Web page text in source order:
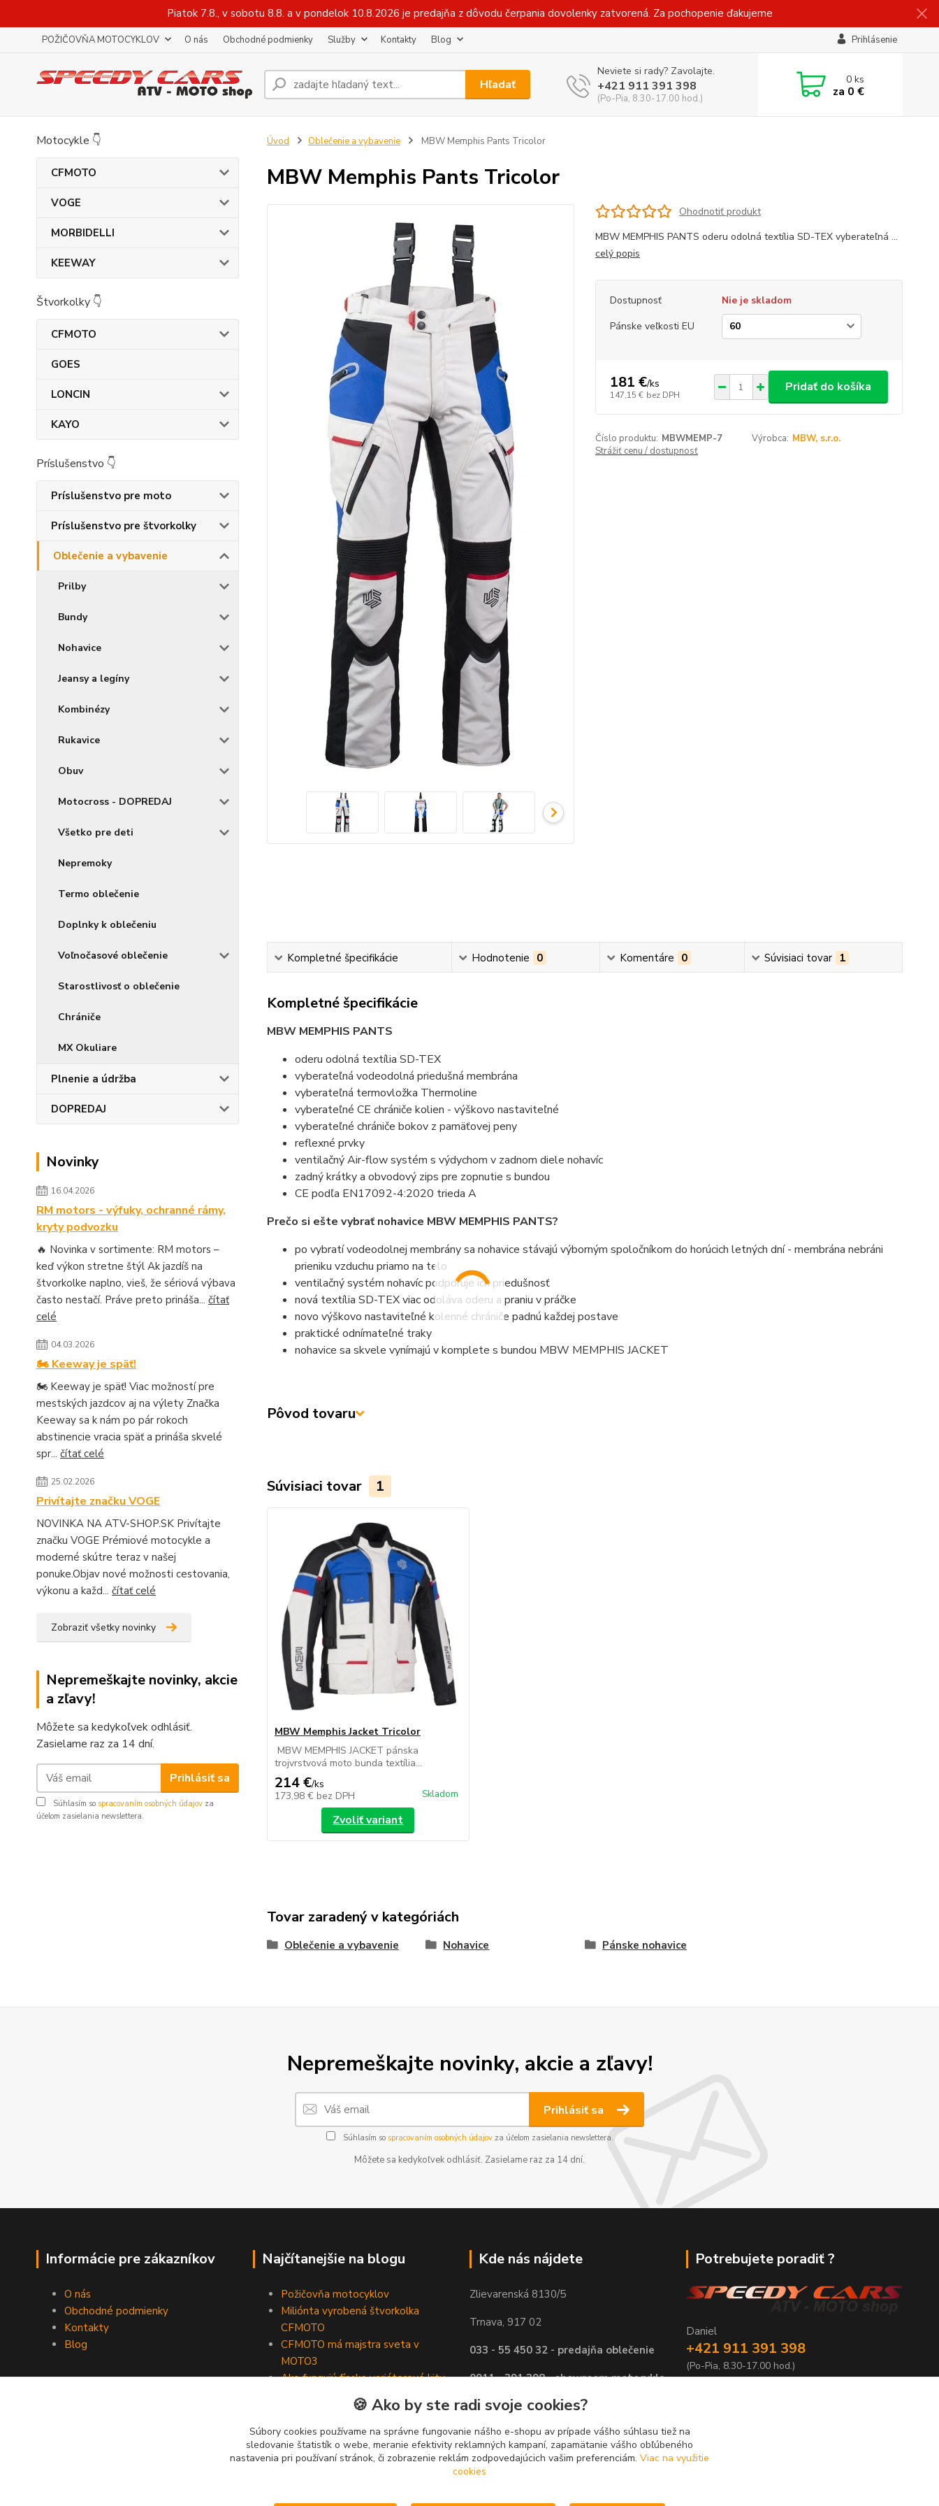
Piatok 7.8., v sobotu 8.8. a v pondelok 10.8.2026 je predajňa z dôvodu čerpania dovolenky zatvorená. Za pochopenie ďakujeme
POŽIČOVŇA MOTOCYKLOV O nás Obchodné podmienky Služby Kontakty Blog Prihlásenie
Hľadať
Neviete si rady? Zavolajte.
+421 911 391 398
(Po-Pia, 8.30-17.00 hod.)
0ks
za 0 €
Motocykle 👇
CFMOTO
VOGE
MORBIDELLI
KEEWAY
Štvorkolky 👇
CFMOTO
GOES
LONCIN
KAYO
Príslušenstvo 👇
Príslušenstvo pre moto
Príslušenstvo pre štvorkolky
Oblečenie a vybavenie
Prilby
Bundy
Nohavice
Jeansy a legíny
Kombinézy
Rukavice
Obuv
Motocross - DOPREDAJ
Všetko pre deti
Nepremoky
Termo oblečenie
Doplnky k oblečeniu
Voľnočasové oblečenie
Starostlivosť o oblečenie
Chrániče
MX Okuliare
Plnenie a údržba
DOPREDAJ
Novinky
16.04.2026
RM motors - výfuky, ochranné rámy,
kryty podvozku
🔥 Novinka v sortimente: RM motors –
keď výkon stretne štýl Ak jazdíš na
štvorkolke naplno, vieš, že sériová výbava
často nestačí. Práve preto prináša... čítať
celé
04.03.2026
🏍️ Keeway je späť!
🏍️ Keeway je späť! Viac možností pre
mestských jazdcov aj na výlety Značka
Keeway sa k nám po pár rokoch
abstinencie vracia späť a prináša skvelé
spr... čítať celé
25.02.2026
Privítajte značku VOGE
NOVINKA NA ATV-SHOP.SK Privítajte
značku VOGE Prémiové motocykle a
moderné skútre teraz v našej
ponuke.Objav nové možnosti cestovania,
výkonu a každ... čítať celé
Zobraziť všetky novinky
Nepremeškajte novinky, akcie
a zľavy!
Môžete sa kedykoľvek odhlásiť.
Zasielame raz za 14 dní.
Prihlásiť sa
Súhlasím so spracovaním osobných údajov za
účelom zasielania newslettera.
Úvod Oblečenie a vybavenie MBW Memphis Pants Tricolor
MBW Memphis Pants Tricolor
Ohodnotiť produkt
MBW MEMPHIS PANTS oderu odolná textília SD-TEX vyberateľná ...
celý popis
Dostupnosť
Nie je skladom
Pánske veľkosti EU
181 €/ks
147,15 € bez DPH
Pridať do košíka
Číslo produktu: MBWMEMP-7 Výrobca: MBW, s.r.o.
Strážiť cenu / dostupnosť
Kompletné špecifikácie Hodnotenie 0 Komentáre 0 Súvisiaci tovar 1
Kompletné špecifikácie
MBW MEMPHIS PANTS
oderu odolná textília SD-TEX
vyberateľná vodeodolná priedušná membrána
vyberateľná termovložka Thermoline
vyberateľné CE chrániče kolien - výškovo nastaviteľné
vyberateľné chrániče bokov z pamäťovej peny
reflexné prvky
ventilačný Air-flow systém s výdychom v zadnom diele nohavíc
zadný krátky a obvodový zips pre zopnutie s bundou
CE podľa EN17092-4:2020 trieda A
Prečo si ešte vybrať nohavice MBW MEMPHIS PANTS?
po vybratí vodeodolnej membrány sa nohavice stávajú výborným spoločníkom do horúcich letných dní - membrána nebráni
prieniku vzduchu priamo na telo
ventilačný systém nohavíc podporuje ich priedušnosť
nová textília SD-TEX viac odoláva oderu a praniu v práčke
novo výškovo nastaviteľné kolenné chrániče padnú každej postave
praktické odnímateľné traky
nohavice sa skvele vynímajú v komplete s bundou MBW MEMPHIS JACKET
Pôvod tovaru
Súvisiaci tovar 1
MBW Memphis Jacket Tricolor
MBW MEMPHIS JACKET pánska
trojvrstvová moto bunda textília...
214 €/ks
173,98 € bez DPH Skladom
Zvoliť variant
Tovar zaradený v kategóriách
Oblečenie a vybavenie Nohavice Pánske nohavice
Nepremeškajte novinky, akcie a zľavy!
Prihlásiť sa
Súhlasím so spracovaním osobných údajovza účelom zasielania newslettera.
Môžete sa kedykoľvek odhlásiť. Zasielame raz za 14 dní.
Informácie pre zákazníkov
O nás
Obchodné podmienky
Kontakty
Blog
Najčítanejšie na blogu
Požičovňa motocyklov
Miliónta vyrobená štvorkolka
CFMOTO
CFMOTO má majstra sveta v
MOTO3
Ako fungujú fínske variátorové kity
Kde nás nájdete
Zlievarenská 8130/5
Trnava, 917 02
033 - 55 450 32 - predajňa oblečenie
0911 - 391 398 - showroom motocykle,
viac info vKONTAKTY
Potrebujete poradiť ?
Daniel
+421 911 391 398
(Po-Pia, 8.30-17.00 hod.)
🍪 Ako by ste radi svoje cookies?
Súbory cookies používame na správne fungovanie nášho e-shopu av prípade vášho súhlasu tiež na
sledovanie štatistík o webe, meranie efektivity reklamných kampaní, zapamätanie vášho obľúbeného
nastavenia pri používaní stránok, či zobrazenie reklám zodpovedajúcich vašim preferenciám. Viac na využitie
cookies